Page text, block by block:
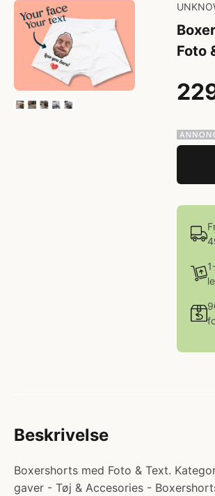
Foto
Beskrivelse
Boxershorts med Foto & Text.
gaver - Tøj & Accesories -